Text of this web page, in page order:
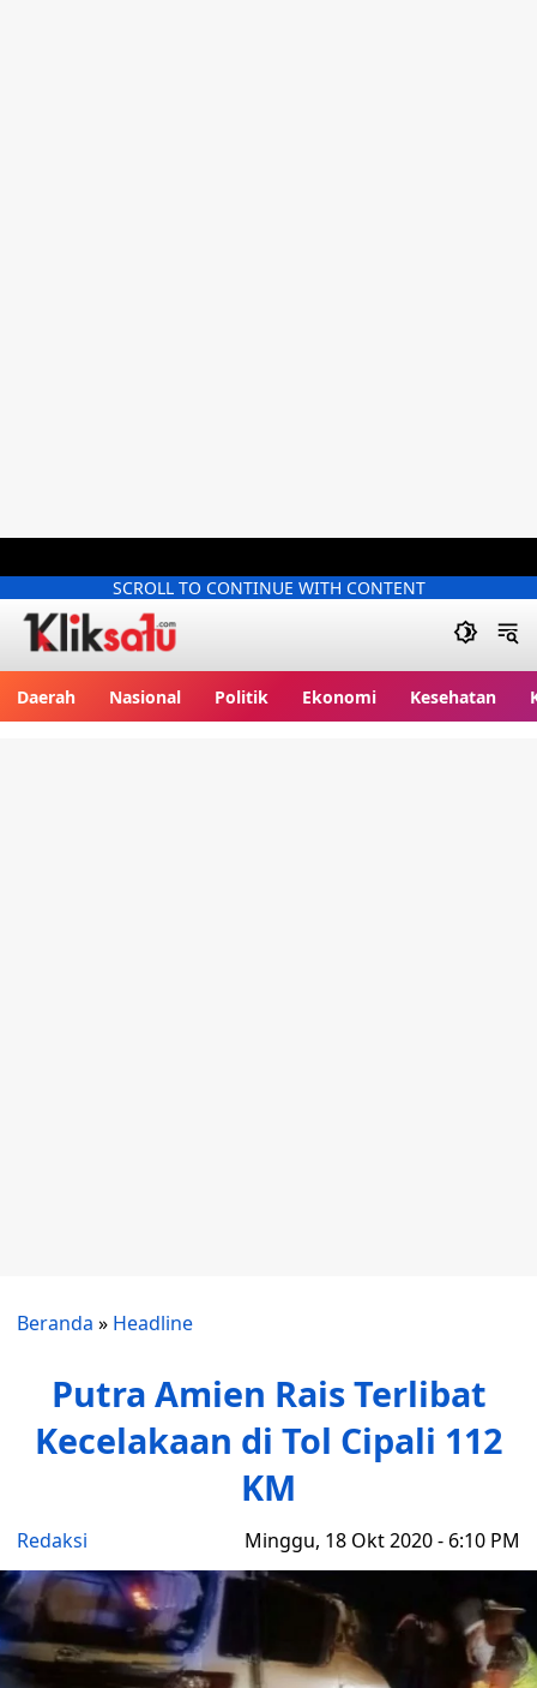
SCROLL TO CONTINUE WITH CONTENT
Daerah Nasional Politik Ekonomi Kesehatan
Beranda » Headline
Putra Amien Rais Terlibat
Kecelakaan di Tol Cipali 112
KM
Redaksi Minggu, 18 Okt 2020 - 6:10 PM